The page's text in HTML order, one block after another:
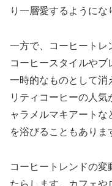
り一層愛するようにな
一方で、コーヒートレ
コーヒースタイルや
一時的なものとして消
リティコーヒーの人
ャラメルマキアートな
を浴びることもありま
コーヒートレンドの変
たらします。カフェや